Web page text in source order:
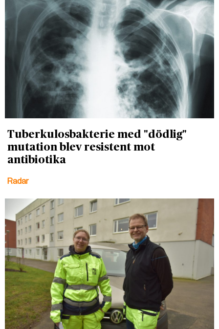
Tuberkulosbakterie med "dödlig"
mutation blev resistent mot
antibiotika
Radar